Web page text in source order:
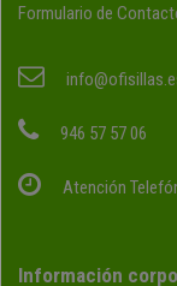
Formulario de
946 57 57 06
Atención
Información